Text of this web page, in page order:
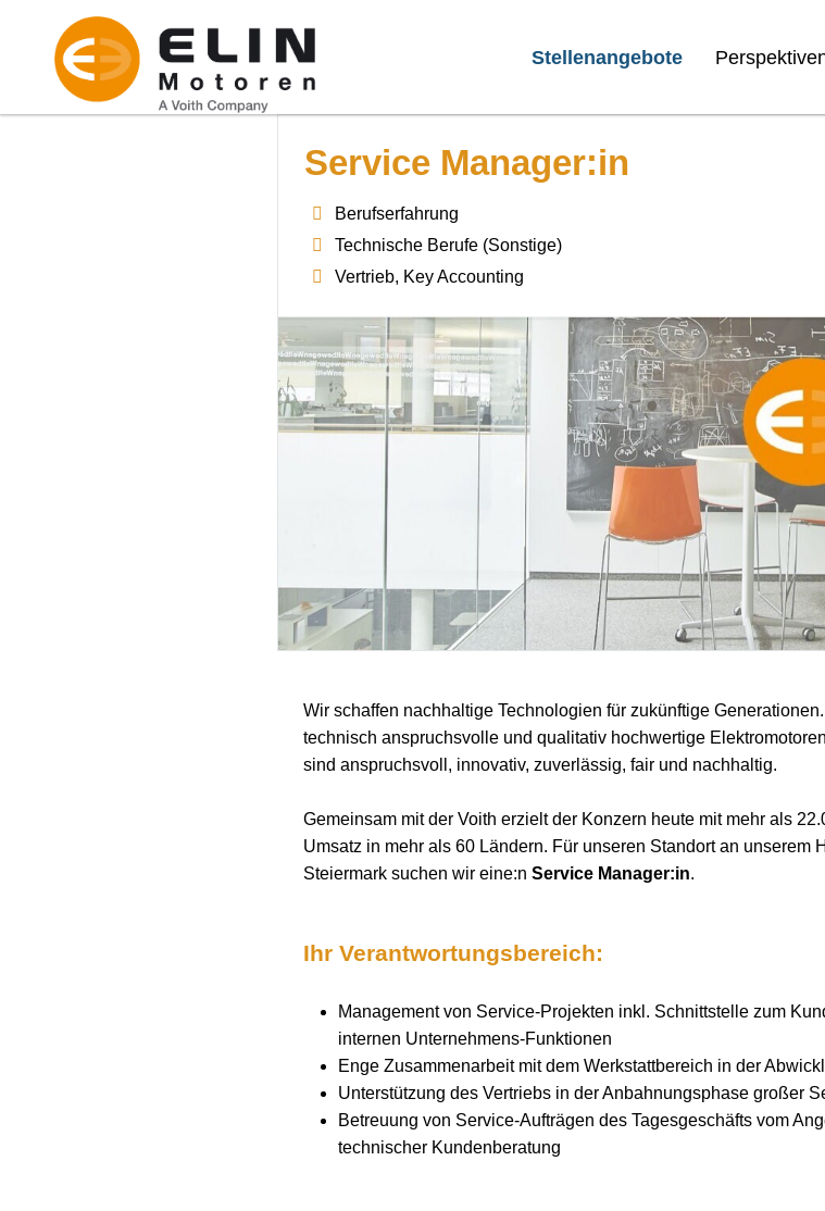
Stellenangebote
Service Manager:in
Berufserfahrung
Technische Berufe (Sonstige)
Vertrieb, Key Accounting
Wir schaffen nachhaltige Technologien für zukünftige
technisch anspruchsvolle und qualitativ hochwertige
sind anspruchsvoll, innovativ, zuverlässig, fair und nachhaltig.
Gemeinsam mit der Voith erzielt der Konzern heute mit mehr als
Umsatz in mehr als 60 Ländern. Für unseren Standort an unserem
Steiermark suchen wir eine:n Service Manager:in.
Ihr Verantwortungsbereich:
Management von Service-Projekten inkl. Schnittstelle zum
internen Unternehmens-Funktionen
Enge Zusammenarbeit mit dem Werkstattbereich in der
Unterstützung des Vertriebs in der Anbahnungsphase großer
Betreuung von Service-Aufträgen des Tagesgeschäfts vom
technischer Kundenberatung